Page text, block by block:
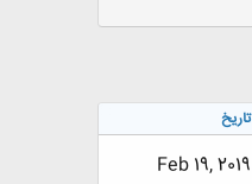
تاریخ
Feb 19, 2019